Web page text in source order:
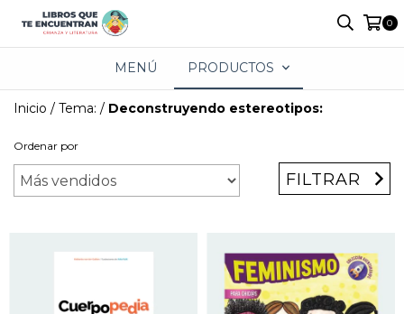
0
MENÚ PRODUCTOS
Inicio / Tema: / Deconstruyendo estereotipos:
Ordenar por
FILTRAR